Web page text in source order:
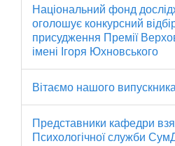
Національний фонд
оголошує конкурсний
присудження Премії
імені Ігоря Юхновського
Вітаємо нашого
Представники кафедри
Психологічної служби